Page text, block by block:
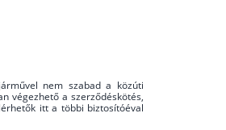
nem szabad a közúti
végezhető a szerződéskötés,
itt a többi biztosítóéval